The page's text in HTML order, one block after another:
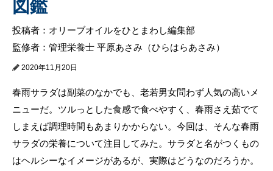
図鑑
投稿者：オリーブオイルをひとまわし編集部
監修者：管理栄養士 平原あさみ（ひらはらあさみ）
2020年11月20日
春雨サラダは副菜のなかでも、老若男女問わず人気の高いメ
ニューだ。ツルっとした食感で食べやすく、春雨さえ茹でて
しまえば調理時間もあまりかからない。今回は、そんな春雨
サラダの栄養について注目してみた。サラダと名がつくもの
はヘルシーなイメージがあるが、実際はどうなのだろうか。